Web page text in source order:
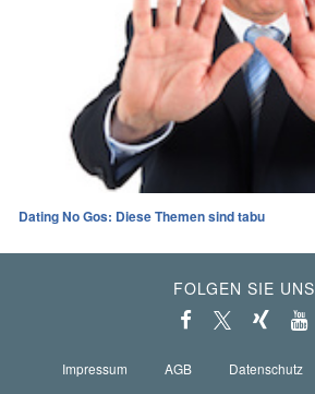
Dating No Gos: Diese Themen sind tabu
FOLGEN SIE UNS
Impressum AGB Datenschutz